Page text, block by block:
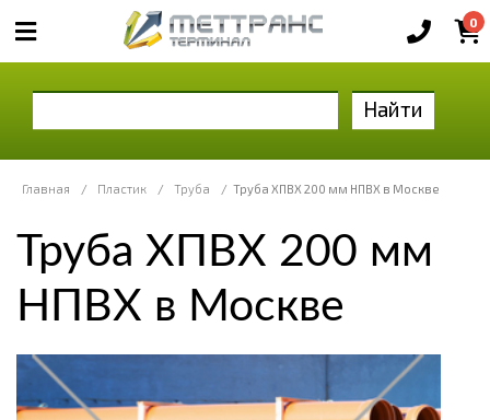
0
Найти
Главная / Пластик / Труба / Труба ХПВХ 200 мм НПВХ в Москве
Труба ХПВХ 200 мм
НПВХ в Москве